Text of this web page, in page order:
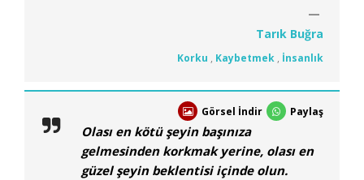
Tarık Buğra
Korku , Kaybetmek , İnsanlık
Görsel İndir Paylaş
Olası en kötü şeyin başınıza
gelmesinden korkmak yerine, olası en
güzel şeyin beklentisi içinde olun.